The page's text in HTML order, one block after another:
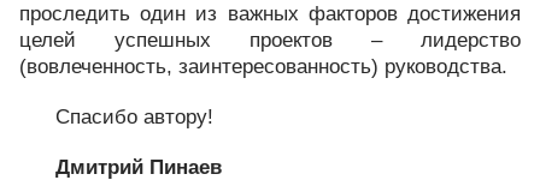
проследить один из важных факторов достижения
целей успешных проектов – лидерство
(вовлеченность, заинтересованность) руководства.
Спасибо автору!
Дмитрий Пинаев